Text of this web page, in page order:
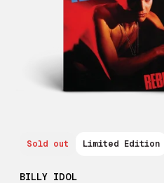
Sold out Limited Edition
BILLY IDOL